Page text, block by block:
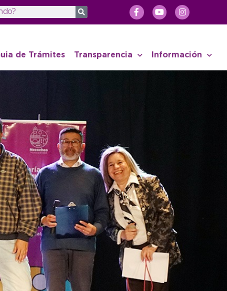
de Trámites Transparencia Información